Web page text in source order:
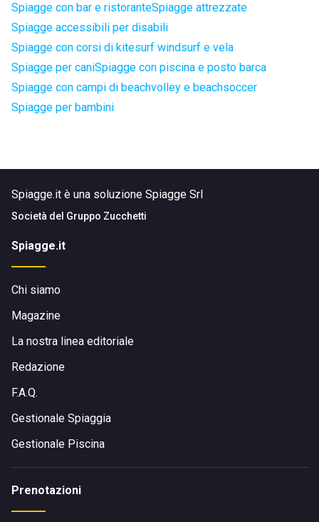
Spiagge con bar e ristoranteSpiagge attrezzate
Spiagge accessibili per disabili
Spiagge con corsi di kitesurf windsurf e vela
Spiagge per caniSpiagge con piscina e posto barca
Spiagge con campi di beachvolley e beachsoccer
Spiagge per bambini
Spiagge.it è una soluzione Spiagge Srl
Società del Gruppo Zucchetti
Spiagge.it
Chi siamo
Magazine
La nostra linea editoriale
Redazione
F.A.Q.
Gestionale Spiaggia
Gestionale Piscina
Prenotazioni